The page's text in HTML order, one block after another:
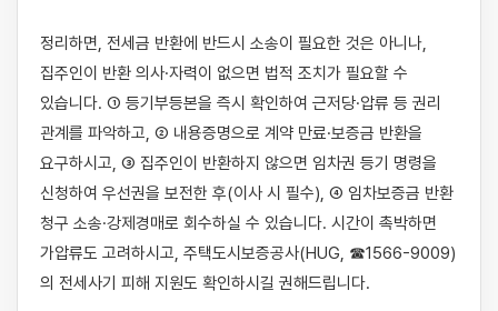
정리하면, 전세금 반환에 반드시 소송이 필요한 것은 아니나,
집주인이 반환 의사·자력이 없으면 법적 조치가 필요할 수
있습니다. ① 등기부등본을 즉시 확인하여 근저당·압류 등 권리
관계를 파악하고, ② 내용증명으로 계약 만료·보증금 반환을
요구하시고, ③ 집주인이 반환하지 않으면 임차권 등기 명령을
신청하여 우선권을 보전한 후(이사 시 필수), ④ 임차보증금 반환
청구 소송·강제경매로 회수하실 수 있습니다. 시간이 촉박하면
가압류도 고려하시고, 주택도시보증공사(HUG, ☎1566-9009)
의 전세사기 피해 지원도 확인하시길 권해드립니다.